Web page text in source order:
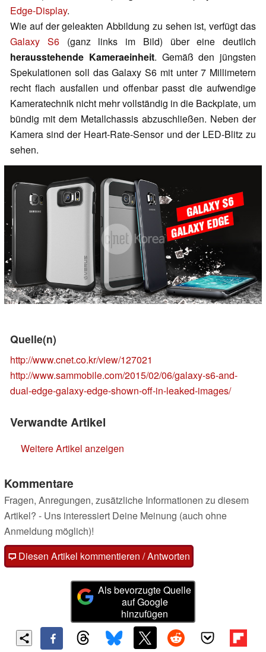
Edge-Display.
Wie auf der geleakten Abbildung zu sehen ist, verfügt das
Galaxy S6(ganz links im Bild) über eine deutlich
herausstehende Kameraeinheit. Gemäß den jüngsten
Spekulationen soll das Galaxy S6 mit unter 7 Millimetern
recht flach ausfallen und offenbar passt die aufwendige
Kameratechnik nicht mehr vollständig in die Backplate, um
bündig mit dem Metallchassis abzuschließen. Neben der
Kamera sind der Heart-Rate-Sensor und der LED-Blitz zu
sehen.
Quelle(n)
http://www.cnet.co.kr/view/127021
http://www.sammobile.com/2015/02/06/galaxy-s6-and-
dual-edge-galaxy-edge-shown-off-in-leaked-images/
Verwandte Artikel
Weitere Artikel anzeigen
Kommentare
Fragen, Anregungen, zusätzliche Informationen zu diesem
Artikel? - Uns interessiert Deine Meinung (auch ohne
Anmeldung möglich)!
Diesen Artikel kommentieren / Antworten
Als bevorzugte Quelle
auf Google
hinzufügen